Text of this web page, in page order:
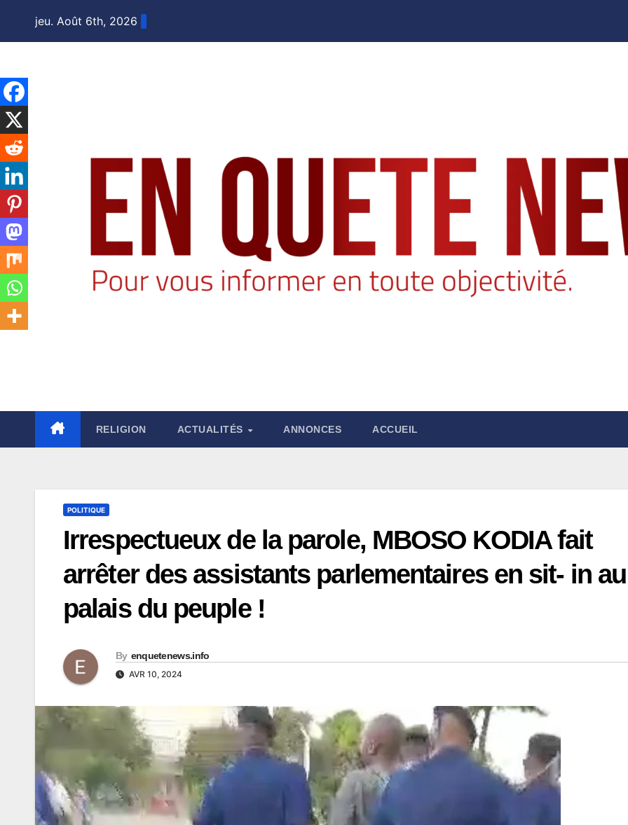
jeu. Août 6th, 2026
RELIGION ACTUALITÉS ANNONCES ACCUEIL
POLITIQUE
Irrespectueux de la parole, MBOSO KODIA fait
arrêter des assistants parlementaires en sit- in au
palais du peuple !
By enquetenews.info
AVR 10, 2024